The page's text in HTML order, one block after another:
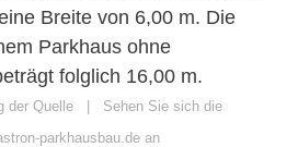
Breite von 6,00 m. Die
Parkhaus ohne
folglich 16,00 m.
der Quelle | Sehen Sie sich die
parkhausbau.de an